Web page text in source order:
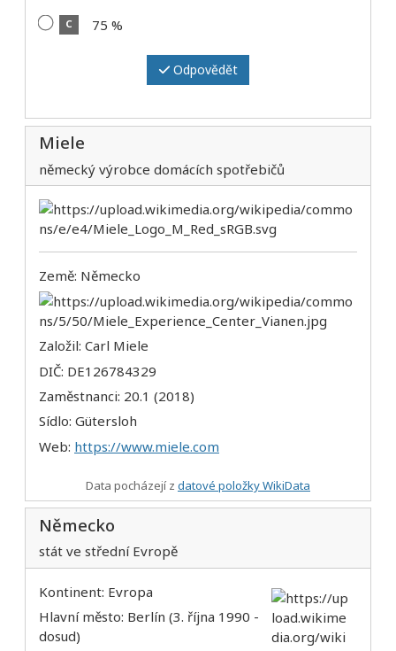
C 75 %
Odpovědět
Miele
německý výrobce domácích spotřebičů
Země: Německo
Založil: Carl Miele
DIČ: DE126784329
Zaměstnanci: 20.1 (2018)
Sídlo: Gütersloh
Web: https://www.miele.com
Data pocházejí z datové položky WikiData
Německo
stát ve střední Evropě
Kontinent: Evropa
Hlavní město: Berlín (3. října 1990 -
dosud)